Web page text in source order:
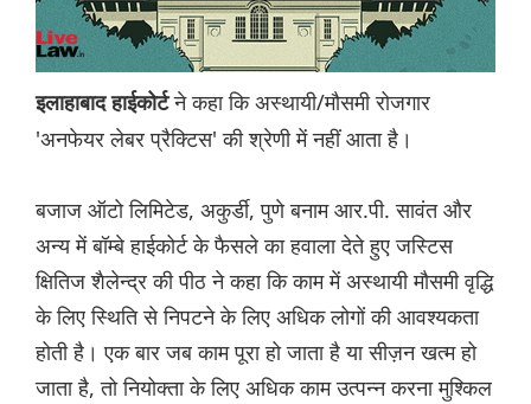
इलाहाबाद हाईकोर्टने कहा कि अस्थायी/मौसमी रोजगार
'अनफेयर लेबर प्रैक्टिस' की श्रेणी में नहीं आता है।
बजाज ऑटो लिमिटेड, अकुर्डी, पुणे बनाम आर.पी. सावंत और
अन्य में बॉम्बे हाईकोर्ट के फैसले का हवाला देते हुए जस्टिस
क्षितिज शैलेन्द्र की पीठ ने कहा कि काम में अस्थायी मौसमी वृद्धि
के लिए स्थिति से निपटने के लिए अधिक लोगों की आवश्यकता
होती है। एक बार जब काम पूरा हो जाता है या सीज़न खत्म हो
जाता है, तो नियोक्ता के लिए अधिक काम उत्पन्न करना मुश्किल